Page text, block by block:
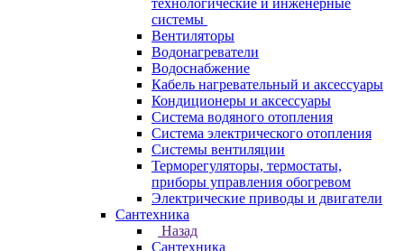
технологические и инженерные
системы
Вентиляторы
Водонагреватели
Водоснабжение
Кабель нагревательный и аксессуары
Кондиционеры и аксессуары
Система водяного отопления
Система электрического отопления
Системы вентиляции
Терморегуляторы, термостаты,
приборы управления обогревом
Электрические приводы и двигатели
Сантехника
Назад
Сантехника